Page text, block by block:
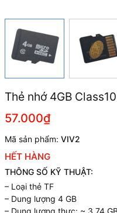
Thẻ nhớ 4GB
57.000₫
Mã sản phẩm: VIV2
HẾT HÀNG
THÔNG SỐ KỸ THUẬT:
– Loại thẻ TF
– Dung lượng 4 GB
– Dung lượng thực: ~ 3.74